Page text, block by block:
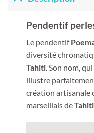
Pendentif
Le pendentif
diversité
Tahiti. Son nom,
illustre
création artisanale
marseillais de